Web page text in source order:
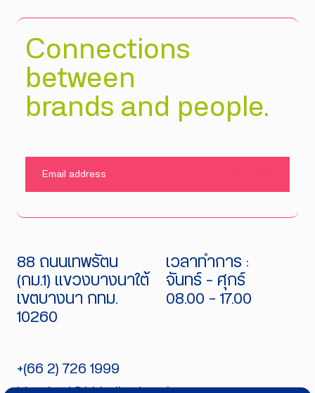
Connections
between
brands and people.
88 ถนนเทพรัตน
(กม.1) แขวงบางนาใต้
เขตบางนา กทม.
10260
เวลาทำการ :
จันทร์ - ศุกร์
08.00 - 17.00
+(66 2) 726 1999